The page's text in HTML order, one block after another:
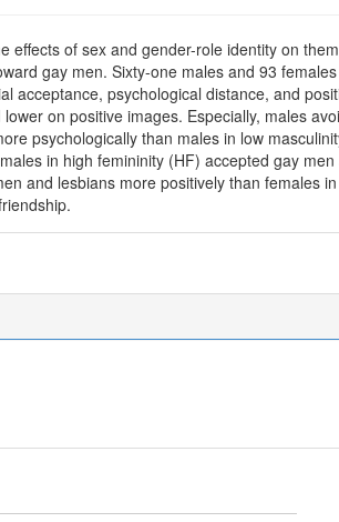
effects of sex and gender-role identity on
gay men. Sixty-one males and 93
acceptance, psychological distance, and
on positive images. Especially, males
psychologically than males in low
in high femininity (HF) accepted gay men
and lesbians more positively than females